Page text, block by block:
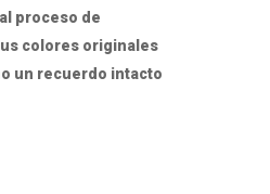
proceso de
colores originales
un recuerdo intacto